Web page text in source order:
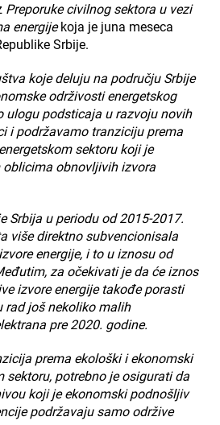
Preporuke civilnog sektora u vezi
energijekoja je juna meseca
Srbije.
koje deluju na području Srbije
održivosti energetskog
ulogu podsticaja u razvoju novih
i podržavamo tranziciju prema
sektoru koji je
obnovljivih izvora
Srbija u periodu od 2015-2017.
više direktno subvencionisala
energije, i to u iznosu od
za očekivati je da će iznos
izvore energije takođe porasti
rad još nekoliko malih
pre 2020. godine.
prema ekološki i ekonomski
sektoru, potrebno je osigurati da
koji je ekonomski podnošljiv
podržavaju samo održive